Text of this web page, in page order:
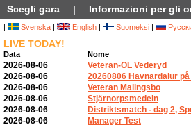
Scegli gara | Informazioni per gli
| Svenska | English | Suomeksi |
LIVE TODAY!
Data Nome
2026-08-06
Veteran-OL Vederyd
2026-08-06
20260806 Havnardalur
2026-08-06
Veteran Malingsbo
2026-08-06
Stjärnorpsmedeln
2026-08-06
Distriktsmatch - dag 2,
2026-08-06
Manager Test